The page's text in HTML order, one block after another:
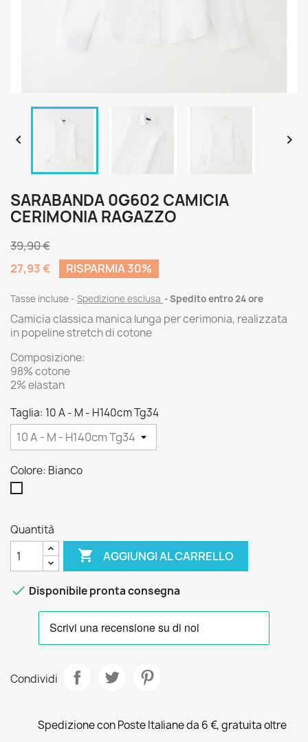
 
SARABANDA 0G602 CAMICIA
CERIMONIA RAGAZZO
39,90 €
27,93 €
RISPARMIA 30%
Tasse incluse Spedizione esclusa Spedito entro 24 ore
Camicia classica manica lunga per cerimonia, realizzata
in popeline stretch di cotone
Composizione:
98% cotone
2% elastan
Taglia: 10 A - M - H140cm Tg34
Colore: Bianco
Quantità
 AGGIUNGI AL CARRELLO
 Disponibile pronta consegna
Condividi
Spedizione con Poste Italiane da 6 €, gratuita oltre